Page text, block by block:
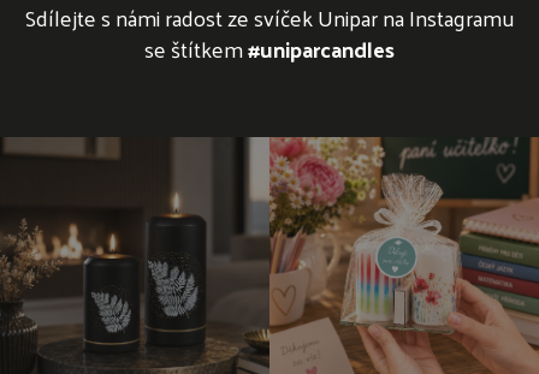
Sdílejte s námi radost ze svíček Unipar na Instagramu
se štítkem#uniparcandles